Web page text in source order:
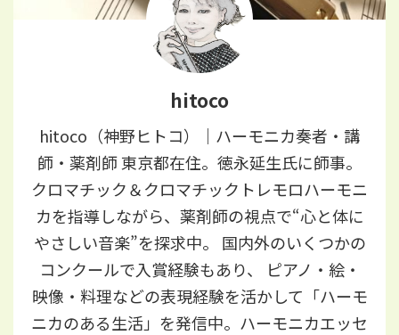
hitoco
hitoco（神野ヒトコ）｜ハーモニカ奏者・講
師・薬剤師 東京都在住。徳永延生氏に師事。
クロマチック＆クロマチックトレモロハーモニ
カを指導しながら、薬剤師の視点で“心と体に
やさしい音楽”を探求中。 国内外のいくつかの
コンクールで入賞経験もあり、 ピアノ・絵・
映像・料理などの表現経験を活かして「ハーモ
ニカのある生活」を発信中。ハーモニカエッセ